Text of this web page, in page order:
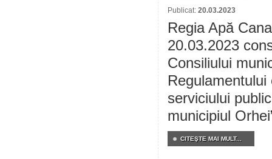
Publicat: 20.03.2023
Regia Apă
20.03.2023
Consiliului
serviciului
municipiul
CITEŞTE MAI MULT...